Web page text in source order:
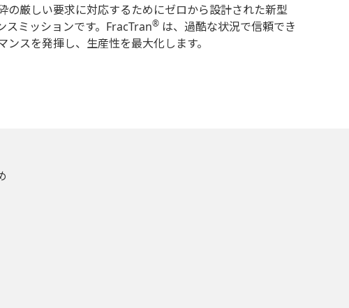
の厳しい要求に対応するためにゼロから設計された新型
ミッションです。FracTran® は、過酷な状況で信頼でき
ンスを発揮し、生産性を最大化します。